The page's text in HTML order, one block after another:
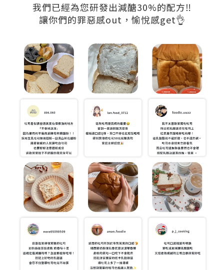
我們已經為您研發出減醣30%的配方‼
讓你們的罪惡感out，愉悅感get👌